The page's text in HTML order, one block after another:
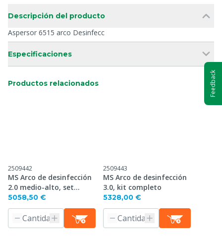
Descripción del producto
Aspersor 6515 arco Desinfecc
Especificaciones
Productos relacionados
2509442
MS Arco de desinfección
2.0 medio-alto, set
completo
5058,50 €
2509443
MS Arco de desinfección
3.0, kit completo
5328,00 €
Feedback